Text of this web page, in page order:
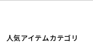
人気アイテムカテゴリ